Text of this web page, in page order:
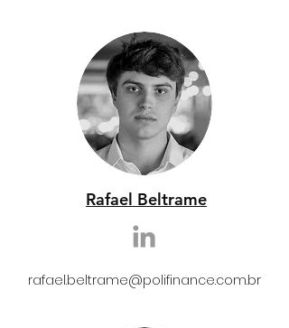
Rafael Beltrame
rafael.beltrame@polifinance.com.br